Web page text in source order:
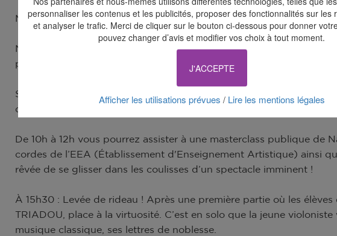
personnaliser les contenus et les publicités, proposer des fonctionnalités sur les
et analyser le trafic. Merci de cliquer sur le bouton ci-dessous pour donner
pouvez changer d’avis et modifier vos choix à tout moment.
J'ACCEPTE
Afficher les utilisations prévues / Lire les mentions légales
MUSIQUE (tout public)
Natacha TRIADOU mène une carrière de concertiste et
prestigieux ainsi qu’auprès de grands maîtres de la scène musicale
Son amour de la musique et son talent l’ont conduite à se
de grands festivals.
De 10h à 12h vous pourrez assister à une masterclass publique de
cordes de l’EEA (Établissement d'Enseignement Artistique) ainsi
rêvée de se glisser dans les coulisses d’un spectacle imminent !
À 15h30 : Levée de rideau ! Après une première partie où les
TRIADOU, place à la virtuosité. C’est en solo que la jeune
musique classique, ses lettres de noblesse.